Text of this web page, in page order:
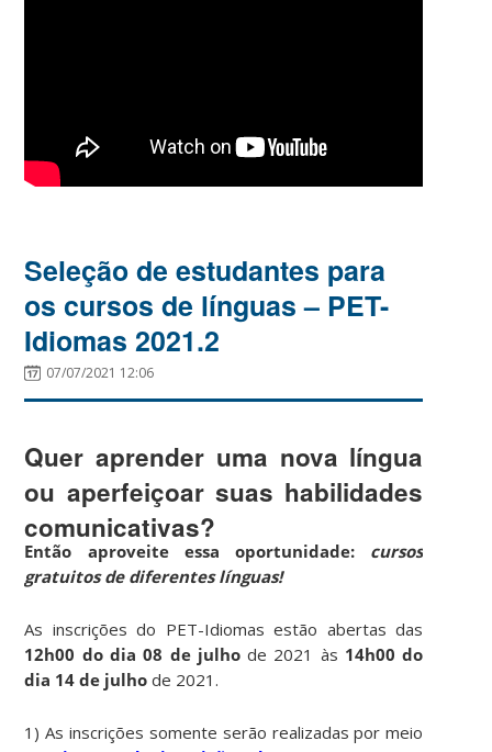
Seleção de estudantes para
os cursos de línguas – PET-
Idiomas 2021.2
07/07/2021 12:06
Quer aprender uma nova língua
ou aperfeiçoar suas habilidades
comunicativas?
Então aproveite essa oportunidade: cursos
gratuitos de diferentes línguas!
As inscrições do PET-Idiomas estão abertas das
12h00 do dia 08 de julhode 2021 às 14h00 do
dia 14 de julhode 2021.
1) As inscrições somente serão realizadas por meio